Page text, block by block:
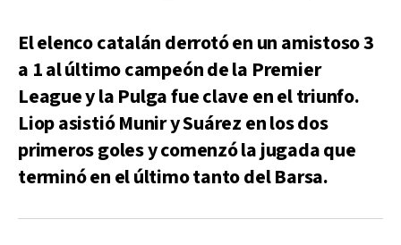
El elenco catalán derrotó en un amistoso 3
a 1 al último campeón de la Premier
League y la Pulga fue clave en el triunfo.
Liop asistió Munir y Suárez en los dos
primeros goles y comenzó la jugada que
terminó en el último tanto del Barsa.